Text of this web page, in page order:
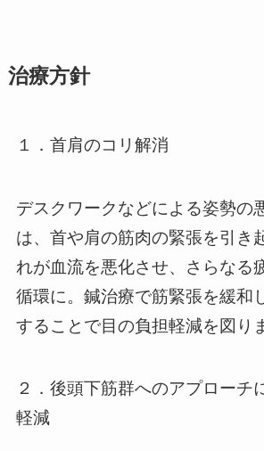
治療方針
１．首肩のコリ解消
デスクワークなどによる姿勢の
は、首や肩の筋肉の緊張を引き
れが血流を悪化させ、さらなる
循環に。鍼治療で筋緊張を緩和
することで目の負担軽減を図り
２．後頭下筋群へのアプローチ
軽減